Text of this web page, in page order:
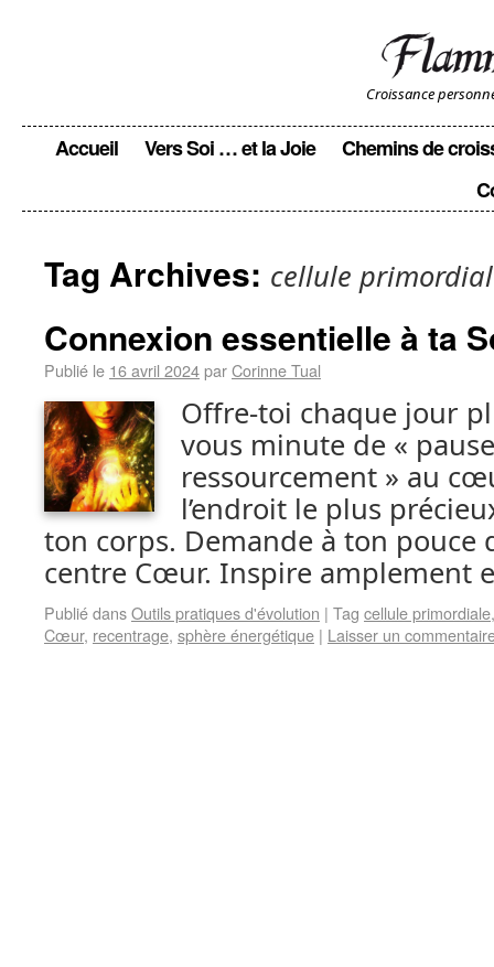
Croissance
Accueil Vers Soi … et la Joie
Chemins de
Tag Archives: cellule
Connexion essentielle à ta
Publié le 16 avril 2024parCorinne Tual
Offre-toi chaque jour
vous minute de «
ressourcement » au
l’endroit le plus
ton corps. Demande à ton pouce
centre Cœur. Inspire amplement
Publié dansOutils pratiques d'évolution | Tag cellule primordiale
Cœur, recentrage, sphère énergétique | Laisser un